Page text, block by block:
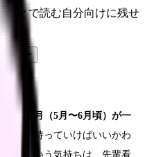
あとで読む自分向けに残せ
コピー
〜3ヶ月（5月〜6月頃）が一
「何を持っていけばいいかわ
う」という気持ちは、先輩看